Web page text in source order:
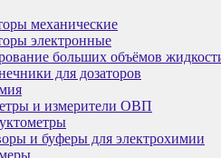
механические
электронные
больших объёмов
для дозаторов
и измерители ОВП
и буферы для электрохимии